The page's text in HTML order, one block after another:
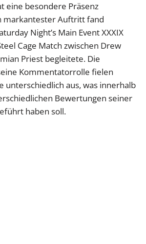
eine besondere Präsenz
markantester Auftritt fand
Night’s Main Event XXXIX
Cage Match zwischen Drew
Priest begleitete. Die
Kommentatorrolle fielen
unterschiedlich aus, was innerhalb
Bewertungen seiner
haben soll.